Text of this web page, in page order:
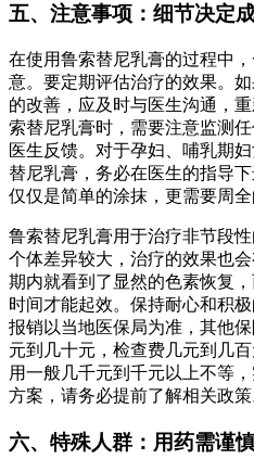
五、注意事项：细节决定
在使用鲁索替尼乳膏的过程中
意。要定期评估治疗的效果。
的改善，应及时与医生沟通，
索替尼乳膏时，需要注意监测
医生反馈。对于孕妇、哺乳期
替尼乳膏，务必在医生的指导
仅仅是简单的涂抹，更需要周全
鲁索替尼乳膏用于治疗非节段
个体差异较大，治疗的效果也
期内就看到了显然的色素恢复
时间才能起效。保持耐心和积
报销以当地医保局为准，其他
元到几十元，检查费几元到几
用一般几千元到千元以上不等
方案，请务必提前了解相关政策
六、特殊人群：用药需谨